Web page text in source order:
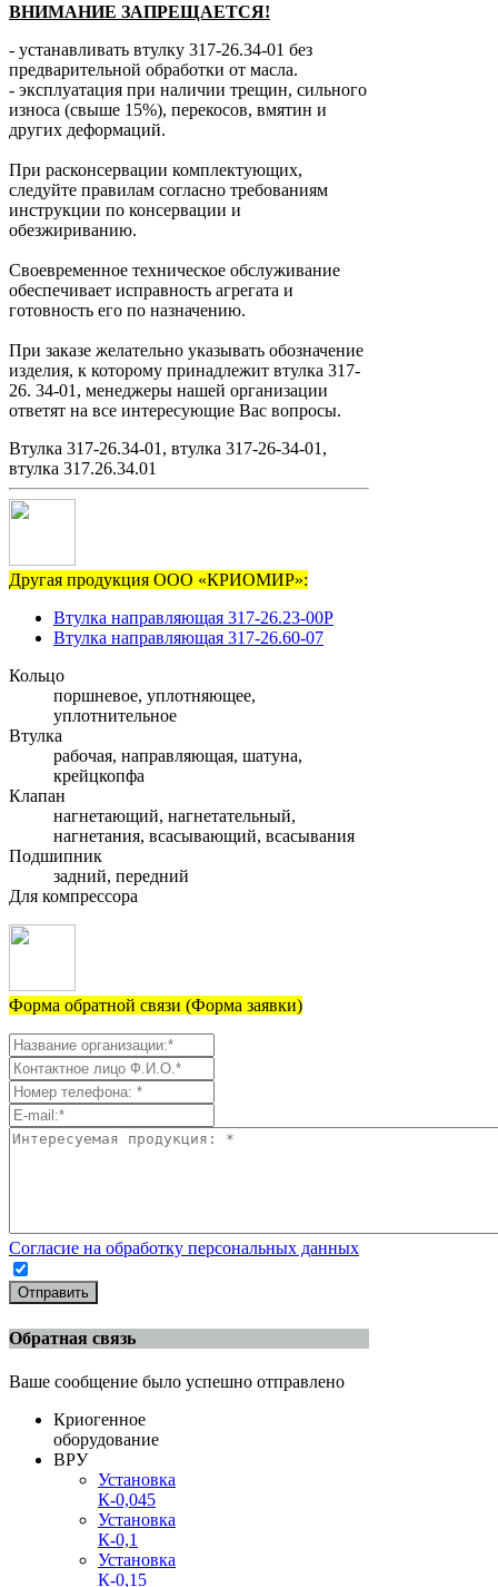
ВНИМАНИЕ ЗАПРЕЩАЕТСЯ!
- устанавливать втулку 317-26.34-01 без
предварительной обработки от масла.
- эксплуатация при наличии трещин, сильного
износа (свыше 15%), перекосов, вмятин и
других деформаций.
При расконсервации комплектующих,
следуйте правилам согласно требованиям
инструкции по консервации и
обезжириванию.
Своевременное техническое обслуживание
обеспечивает исправность агрегата и
готовность его по назначению.
При заказе желательно указывать обозначение
изделия, к которому принадлежит втулка 317-
26. 34-01, менеджеры нашей организации
ответят на все интересующие Вас вопросы.
Втулка 317-26.34-01, втулка 317-26-34-01,
втулка 317.26.34.01
Другая продукция ООО «КРИОМИР»:
Втулка направляющая 317-26.23-00Р
Втулка направляющая 317-26.60-07
Кольцо
поршневое, уплотняющее,
уплотнительное
Втулка
рабочая, направляющая, шатуна,
крейцкопфа
Клапан
нагнетающий, нагнетательный,
нагнетания, всасывающий, всасывания
Подшипник
задний, передний
Для компрессора
Форма обратной связи (Форма заявки)
Согласие на обработку персональных данных
Отправить
Обратная связь
Ваше сообщение было успешно отправлено
Криогенное
оборудование
ВРУ
Установка
К-0,045
Установка
К-0,1
Установка
К-0,15